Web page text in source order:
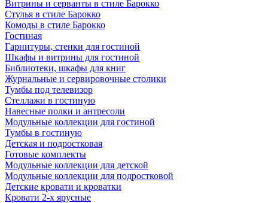
Витрины и серванты в стиле Барокко
Стулья в стиле Барокко
Комоды в стиле Барокко
Гостиная
Гарнитуры, стенки для гостиной
Шкафы и витрины для гостиной
Библиотеки, шкафы для книг
Журнальные и сервировочные столики
Тумбы под телевизор
Стеллажи в гостиную
Навесные полки и антресоли
Модульные коллекции для гостиной
Тумбы в гостиную
Детская и подростковая
Готовые комплекты
Модульные коллекции для детской
Модульные коллекции для подростковой
Детские кровати и кроватки
Кровати 2-х ярусные